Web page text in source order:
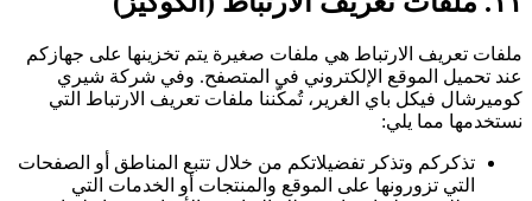
ملفات تعريف الارتباط هي ملفات صغيرة يتم تخزينها على جهازكم
عند تحميل الموقع الإلكتروني في المتصفح. وفي شركة شيري
كوميرشال فيكل باي الغرير، تُمكّننا ملفات تعريف الارتباط التي
نستخدمها مما يلي:
تذكركم وتذكر تفضيلاتكم من خلال تتبع المناطق أو الصفحات
التي تزورونها على الموقع والمنتجات أو الخدمات التي